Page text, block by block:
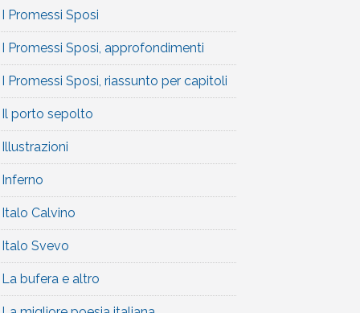
I Promessi Sposi
I Promessi Sposi, approfondimenti
I Promessi Sposi, riassunto per capitoli
Il porto sepolto
Illustrazioni
Inferno
Italo Calvino
Italo Svevo
La bufera e altro